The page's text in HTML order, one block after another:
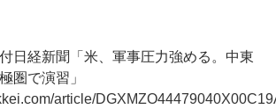
日経新聞「米、軍事圧力強める。中東
圏で演習」
article/